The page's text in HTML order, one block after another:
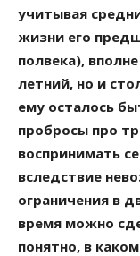
учитывая
жизни его
полвека),
летний, но и
ему осталось
пробросы про
воспринимать
вследствие
ограничения в
время можно
понятно, в